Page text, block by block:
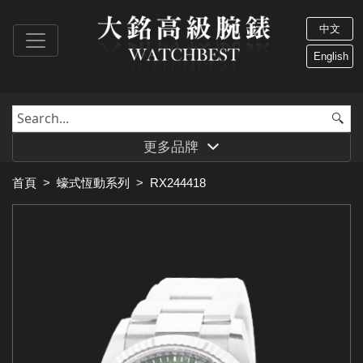
中文
English
更多品牌
首頁 > 蠔式恆動系列 > RX244418